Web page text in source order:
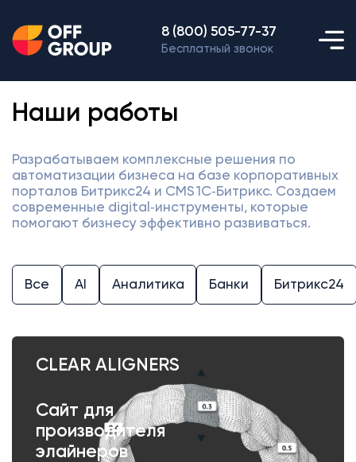
8 (800) 505-77-37
Бесплатный звонок
Наши работы
Разрабатываем комплексные решения по
автоматизации бизнеса на базе корпоративных
порталов Битрикс24 и CMS 1С‑Битрикс. Создаем
современные digital‑инструменты, которые
помогают бизнесу эффективно развиваться.
Все AI Аналитика Банки Битрикс24
CLEAR ALIGNERS
Сайт для
производителя
элайнеров